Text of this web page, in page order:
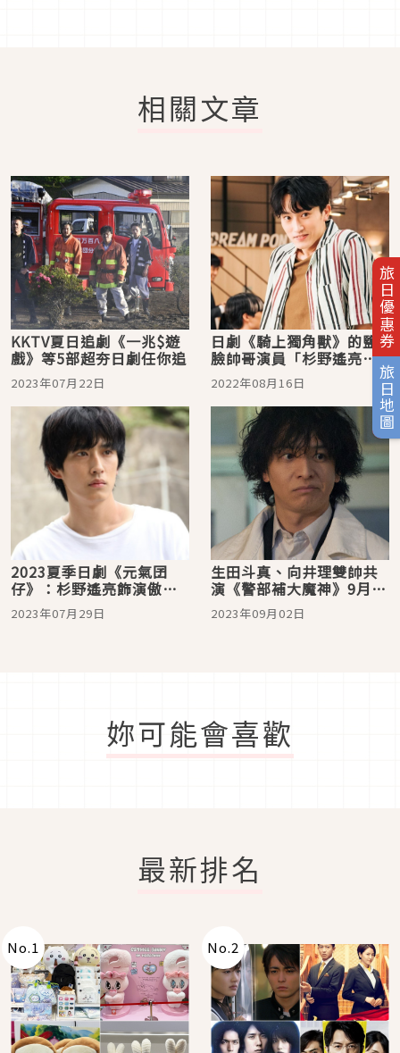
旅日優惠券
旅日地圖
相關文章
KKTV夏日追劇《一兆$遊
戲》等5部超夯日劇任你追
2023年07月22日
日劇《騎上獨角獸》 的鹽
臉帥哥演員「杉野遙亮」
純真少年感令人怦然心
動！
2022年08月16日
2023夏季日劇《元氣囝
仔》：杉野遙亮飾演傲嬌
書法家，在美麗的五島列
島展開新生活！
2023年07月29日
生田斗真、向井理雙帥共
演《警部補大魔神》9月2
日上架KKTV
2023年09月02日
妳可能會喜歡
最新排名
No.1 No.2